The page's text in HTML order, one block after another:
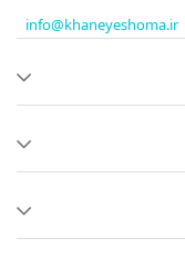
info@khaneyeshoma.ir